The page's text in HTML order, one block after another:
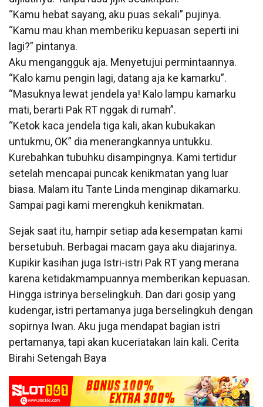
“Kamu hebat sayang, aku puas sekali” pujinya.
“Kamu mau khan memberiku kepuasan seperti ini
lagi?” pintanya.
Aku mengangguk aja. Menyetujui permintaannya.
“Kalo kamu pengin lagi, datang aja ke kamarku”.
“Masuknya lewat jendela ya! Kalo lampu kamarku
mati, berarti Pak RT nggak di rumah”.
“Ketok kaca jendela tiga kali, akan kubukakan
untukmu, OK” dia menerangkannya untukku.
Kurebahkan tubuhku disampingnya. Kami tertidur
setelah mencapai puncak kenikmatan yang luar
biasa. Malam itu Tante Linda menginap dikamarku.
Sampai pagi kami merengkuh kenikmatan.
Sejak saat itu, hampir setiap ada kesempatan kami
bersetubuh. Berbagai macam gaya aku diajarinya.
Kupikir kasihan juga Istri-istri Pak RT yang merana
karena ketidakmampuannya memberikan kepuasan.
Hingga istrinya berselingkuh. Dan dari gosip yang
kudengar, istri pertamanya juga berselingkuh dengan
sopirnya Iwan. Aku juga mendapat bagian istri
pertamanya, tapi akan kuceriatakan lain kali. Cerita
Birahi Setengah Baya